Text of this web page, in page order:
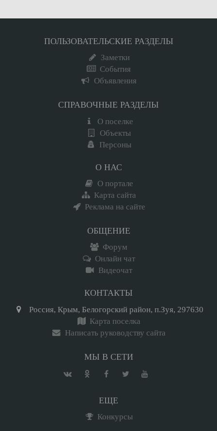
ПОЛЬЗОВАТЕЛЬСКИЕ РАЗДЕЛЫ
Заметки
События
Объявления
СПРАВОЧНЫЕ РАЗДЕЛЫ
О поселке
Объекты
Персоны
О НАС
О портале
Карта сайта
Реклама на сайте
ОБЩЕНИЕ
Форум
Онлайн чат
Видеочат
КОНТАКТЫ
Россия, Крым, Белогорский район, п.Зуя, 297630
Карта поселка
Написать руководству сайта
МЫ В СЕТИ
ЕЩЕ
Конкурсы